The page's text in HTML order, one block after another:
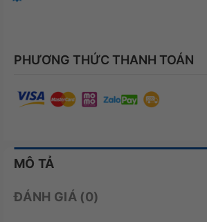
PHƯƠNG THỨC THANH TOÁN
MÔ TẢ
ĐÁNH GIÁ (0)